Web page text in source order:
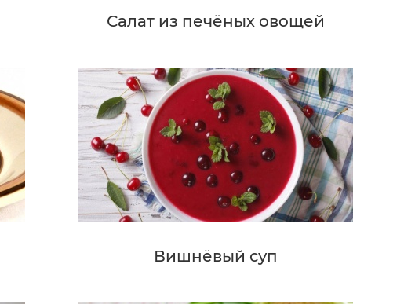
Салат из печёных овощей
Вишнёвый суп